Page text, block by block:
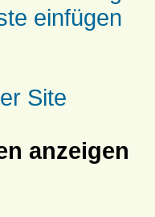
einfügen
Site
anzeigen